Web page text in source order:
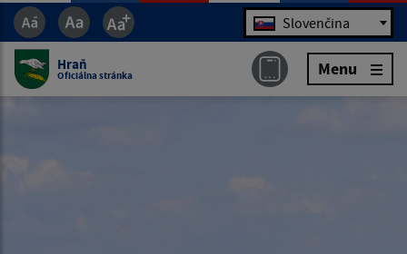
Jazyk Slovenčina
Hraň
Oficiálna stránka Menu